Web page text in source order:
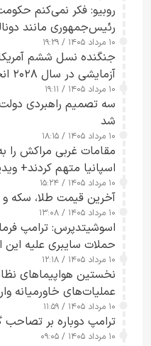
روبیو: فکر نمی‌کنم
رئیس‌جمهوری مانند
کسی که واقعاً دست به
۱۰ مرداد ۱۴۰۵ / ۱۹:۲۹
آزمایشی در سال ۲۰۲۸ انجام می‌شود
۱۰ مرداد ۱۴۰۵ / ۱۹:۱۱
سه تصمیم راهبردی دولت
شد
۱۰ مرداد ۱۴۰۵ / ۱۸:۱۵
مقامات غربی مراکش را
اسپانیا متهم کردند+
۱۰ مرداد ۱۴۰۵ / ۱۵:۲۴
آخرین قیمت طلا، سکه و ارز شنبه 10
۱۰ مرداد ۱۴۰۵ / ۱۳:۰۸
اسوشیتدپرس: ترامپ
حملات سایبری علیه
ارائه نکرد
۱۰ مرداد ۱۴۰۵ / ۱۲:۱۸
نخستین هواپیماهای
عملیات‌های خاورمیانه
شدند
۱۰ مرداد ۱۴۰۵ / ۱۱:۵۹
ترامپ دوباره بر تصاحب
۱۰ مرداد ۱۴۰۵ / ۰۹:۰۵